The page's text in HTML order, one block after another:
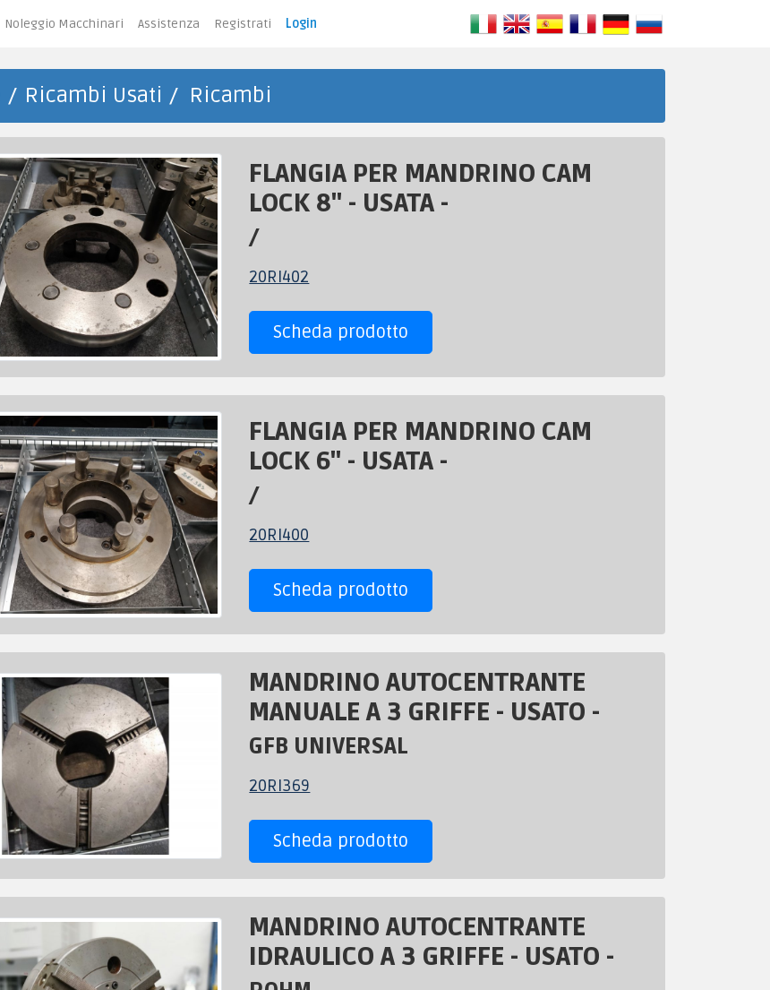
Noleggio Macchinari Assistenza Registrati Login
Ricambi Usati Ricambi
FLANGIA PER MANDRINO CAM
LOCK 8" - USATA -
/
20RI402
Scheda prodotto
FLANGIA PER MANDRINO CAM
LOCK 6" - USATA -
/
20RI400
Scheda prodotto
MANDRINO AUTOCENTRANTE
MANUALE A 3 GRIFFE - USATO -
GFB UNIVERSAL
20RI369
Scheda prodotto
MANDRINO AUTOCENTRANTE
IDRAULICO A 3 GRIFFE - USATO -